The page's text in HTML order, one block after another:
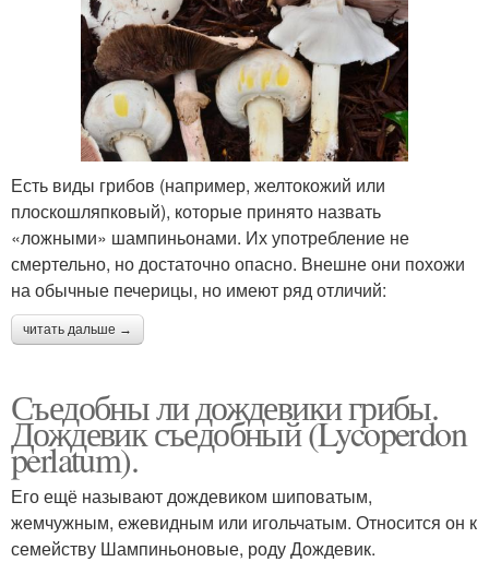
Есть виды грибов (например, желтокожий или
плоскошляпковый), которые принято назвать
«ложными» шампиньонами. Их употребление не
смертельно, но достаточно опасно. Внешне они похожи
на обычные печерицы, но имеют ряд отличий:
читать дальше →
Съедобны ли дождевики грибы.
Дождевик съедобный (Lycoperdon
perlatum).
Его ещё называют дождевиком шиповатым,
жемчужным, ежевидным или игольчатым. Относится он к
семейству Шампиньоновые, роду Дождевик.